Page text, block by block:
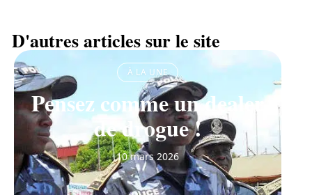
D'autres articles sur le site
À LA UNE
Pensez comme un dealer
de drogue !
10 mars 2026